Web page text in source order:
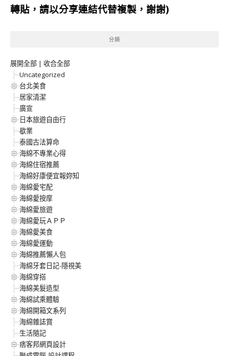
轉貼，請以分享連結代替複製，謝謝)
分類
展開全部 | 收合全部
Uncategorized
台北美食
居家清潔
廣宣
日本旅遊自由行
歇業
泰國古法算命
海綿不專業心得
海綿住宿推薦
海綿好康便宜報妳知
海綿愛宅配
海綿愛按摩
海綿愛旅遊
海綿愛玩ＡＰＰ
海綿愛美食
海綿愛運動
海綿推薦懶人包
海綿牙套日記-隱視美
海綿穿搭
海綿美髮造型
海綿試乘體驗
海綿開箱文系列
海綿雜誌賞
生活隨記
痞客邦網頁設計